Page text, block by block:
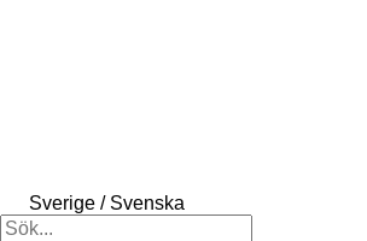
Sverige / Svenska